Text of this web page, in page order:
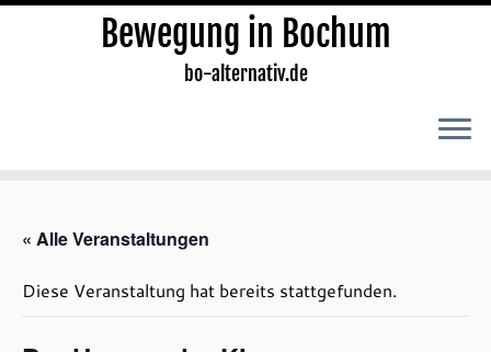
springen
Bewegung in Bochum
bo-alternativ.de
« Alle Veranstaltungen
Diese Veranstaltung hat bereits stattgefunden.